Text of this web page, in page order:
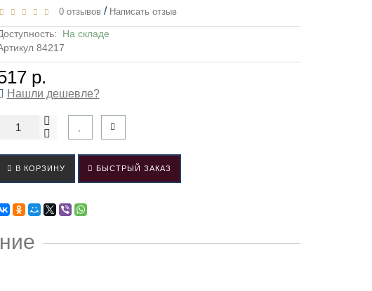
0 отзывов / Написать отзыв
На складе
84217
р.
Нашли дешевле?
В КОРЗИНУ БЫСТРЫЙ ЗАКАЗ